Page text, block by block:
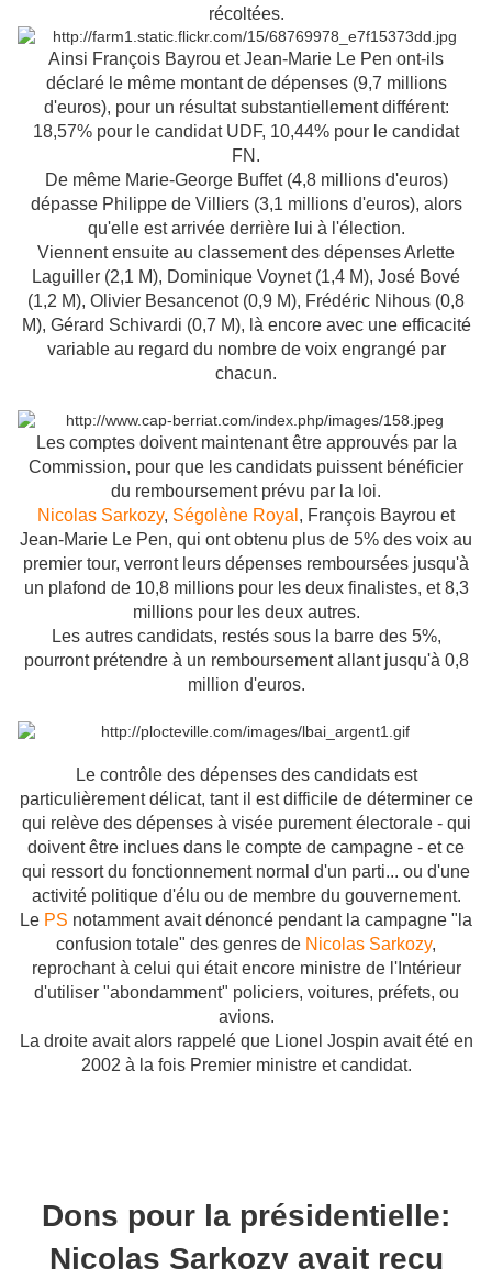
récoltées.
Ainsi François Bayrou et Jean-Marie Le Pen ont-ils
déclaré le même montant de dépenses (9,7 millions
d'euros), pour un résultat substantiellement différent:
18,57% pour le candidat UDF, 10,44% pour le candidat
FN.
De même Marie-George Buffet (4,8 millions d'euros)
dépasse Philippe de Villiers (3,1 millions d'euros), alors
qu'elle est arrivée derrière lui à l'élection.
Viennent ensuite au classement des dépenses Arlette
Laguiller (2,1 M), Dominique Voynet (1,4 M), José Bové
(1,2 M), Olivier Besancenot (0,9 M), Frédéric Nihous (0,8
M), Gérard Schivardi (0,7 M), là encore avec une efficacité
variable au regard du nombre de voix engrangé par
chacun.
Les comptes doivent maintenant être approuvés par la
Commission, pour que les candidats puissent bénéficier
du remboursement prévu par la loi.
Nicolas Sarkozy, Ségolène Royal , François Bayrou et
Jean-Marie Le Pen, qui ont obtenu plus de 5% des voix au
premier tour, verront leurs dépenses remboursées jusqu'à
un plafond de 10,8 millions pour les deux finalistes, et 8,3
millions pour les deux autres.
Les autres candidats, restés sous la barre des 5%,
pourront prétendre à un remboursement allant jusqu'à 0,8
million d'euros.
Le contrôle des dépenses des candidats est
particulièrement délicat, tant il est difficile de déterminer ce
qui relève des dépenses à visée purement électorale - qui
doivent être inclues dans le compte de campagne - et ce
qui ressort du fonctionnement normal d'un parti... ou d'une
activité politique d'élu ou de membre du gouvernement.
Le PS notamment avait dénoncé pendant la campagne "la
confusion totale" des genres de Nicolas Sarkozy,
reprochant à celui qui était encore ministre de l'Intérieur
d'utiliser "abondamment" policiers, voitures, préfets, ou
avions.
La droite avait alors rappelé que Lionel Jospin avait été en
2002 à la fois Premier ministre et candidat.
Dons pour la présidentielle:
Nicolas Sarkozy avait reçu